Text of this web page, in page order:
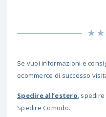
Se vuoi informazioni e
ecommerce di successo
Spedire all’estero,
Spedire Comodo.